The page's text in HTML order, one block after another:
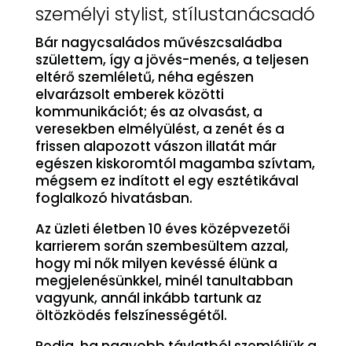
személyi stylist, stílustanácsadó
Bár nagycsaládos művészcsaládba
születtem, így a jövés-menés, a teljesen
eltérő szemléletű, néha egészen
elvarázsolt emberek közötti
kommunikációt; és az olvasást, a
veresekben elmélyülést, a zenét és a
frissen alapozott vászon illatát már
egészen kiskoromtól magamba szívtam,
mégsem ez indított el egy esztétikával
foglalkozó hivatásban.
Az üzleti életben 10 éves középvezetői
karrierem során szembesültem azzal,
hogy mi nők milyen kevéssé élünk a
megjelenésünkkel, minél tanultabban
vagyunk, annál inkább tartunk az
öltözködés felszínességétől.